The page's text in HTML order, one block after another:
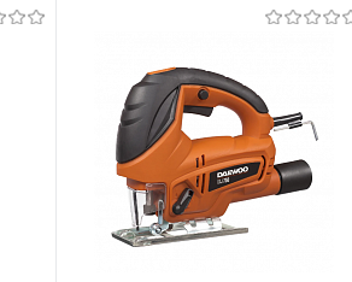
К сравнению
В избранное
В наличии